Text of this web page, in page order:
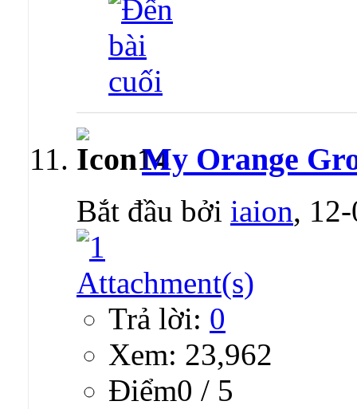
My Orange
Bắt đầu bởi iaion,
Trả lời: 0
Xem: 23,962
Ðiểm0 / 5